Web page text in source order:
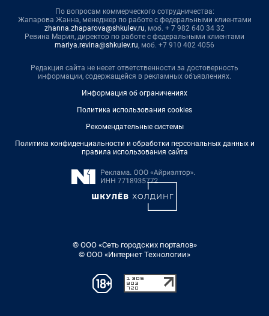
По вопросам коммерческого сотрудничества:
Жапарова Жанна, менеджер по работе с федеральными клиентами
zhanna.zhaparova@shkulev.ru, моб. + 7 982 640 34 32
Ревина Мария, директор по работе с федеральными клиентами
mariya.revina@shkulev.ru, моб. +7 910 402 4056
Редакция сайта не несет ответственности за достоверность
информации, содержащейся в рекламных объявлениях.
Информация об ограничениях
Политика использования cookies
Рекомендательные системы
Политика конфиденциальности и обработки персональных данных и
правила использования сайта
© ООО «Сеть городских порталов»
© ООО «Интернет Технологии»